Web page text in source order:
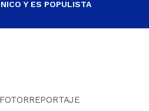
Y ES POPULISTA